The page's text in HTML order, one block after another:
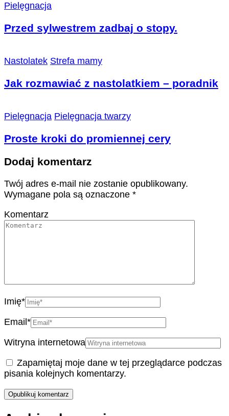
Pielęgnacja
Przed sylwestrem zadbaj o stopy.
Nastolatek Strefa mamy
Jak rozmawiać z nastolatkiem – poradnik
Pielęgnacja Pielęgnacja twarzy
Proste kroki do promiennej cery
Dodaj komentarz
Twój adres e-mail nie zostanie opublikowany.
Wymagane pola są oznaczone *
Komentarz
Imię*
Email *
Witryna internetowa
Zapamiętaj moje dane w tej przeglądarce podczas
pisania kolejnych komentarzy.